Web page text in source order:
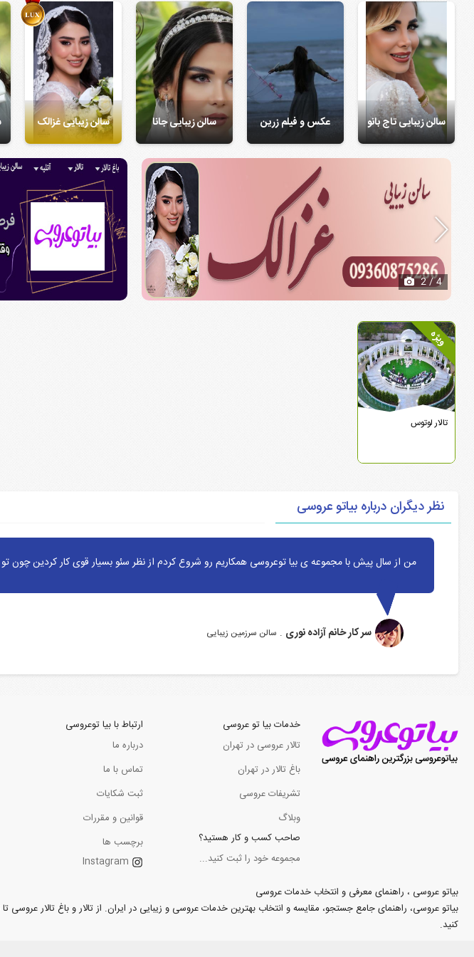
سالن زیبایی تاج بانو عکس و فیلم زرین سالن زیبایی جانا سالن زیبایی غزالک
2/ 4
ویژه
تالار لوتوس
نظر دیگران درباره بیاتو عروسی
من از سال پیش با مجموعه ی بیا توعروسی همکاریم رو شروع کردم از نظر سئو بسیار قوی کار کردین
سر کار خانم آزاده نوری . سالن سرزمین زیبایی
خدمات بیا تو عروسی
تالار عروسی در تهران
باغ تالار در تهران
تشریفات عروسی
وبلاگ
صاحب کسب و کار هستید؟
مجموعه خود را ثبت کنید...
ارتباط با بیا توعروسی
درباره ما
تماس با ما
ثبت شکایات
قوانین و مقررات
برچسب ها
Instagram
بیاتو عروسی ، راهنمای معرفی و انتخاب خدمات عروسی
بیاتو عروسی، راهنمای جامع جستجو، مقایسه و انتخاب بهترین خدمات عروسی و زیبایی در ایران. از تالار و باغ تالار عروسی
کنید.